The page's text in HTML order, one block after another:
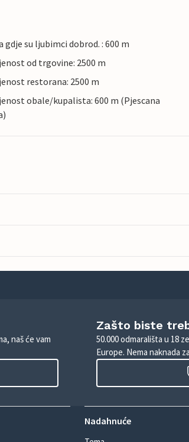
gdje su ljubimci dobrod. : 600 m
od trgovine: 2500 m
restorana: 2500 m
obale/kupalista: 600 m (Pjescana
naš će vam
Zašto biste
50.000 odmarališta u 18
Europe. Nema naknada
Nadahnuće